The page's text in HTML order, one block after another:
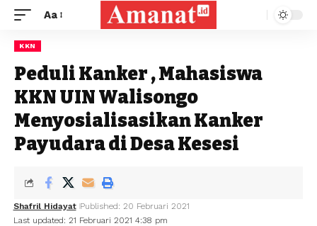
Aa
KKN
Peduli Kanker , Mahasiswa
KKN UIN Walisongo
Menyosialisasikan Kanker
Payudara di Desa Kesesi
Last updated: 21 Februari 2021 4:38 pm
Shafril Hidayat Published: 20 Februari 2021